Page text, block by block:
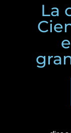
La